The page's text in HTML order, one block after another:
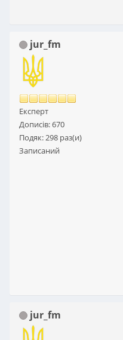
jur_fm
Експерт
Дописів: 670
Подяк: 298 раз(и)
Записаний
jur_fm